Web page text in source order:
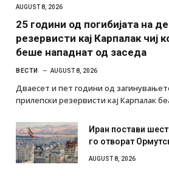
AUGUST 8, 2026
25 години од погибијата на
резервисти кај Карпалак чиј
беше нападнат од заседа
ВЕСТИ AUGUST 8, 2026
Дваесет и пет години од
прилепски резервисти кај Карпалак
Иран постави
го отворат
AUGUST 8, 2026